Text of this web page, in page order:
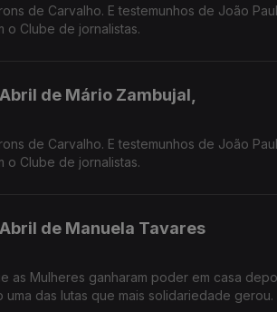
de Carvalho. E testemunhos de João
o Clube de jornalistas.
de Mário Zambujal,
de Carvalho. E testemunhos de João
o Clube de jornalistas.
de Manuela Tavares
as Mulheres ganharam poder em casa
das lutas que mais solidariedade gerou.